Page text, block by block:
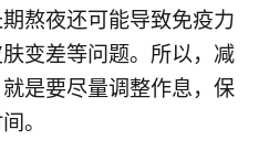
熬夜还可能导致免疫力
变差等问题。所以，减
是要尽量调整作息，保
。